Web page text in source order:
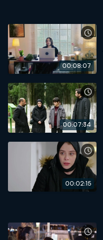
00:08:07
00:07:34
00:02:15